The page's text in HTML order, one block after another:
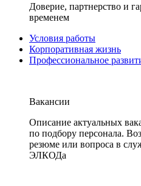
Доверие, партнерство и
временем
Условия работы
Корпоративная жизнь
Профессиональное
Вакансии
Описание актуальных
по подбору персонала.
резюме или вопроса в
ЭЛКОДа